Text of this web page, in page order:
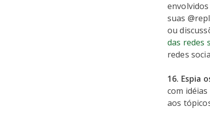
suas
ou
das redes
redes
16. Espia
com
aos